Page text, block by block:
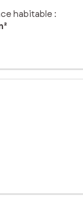
habitable :
cadre de vie
à proximité